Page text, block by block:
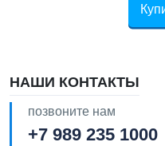
НАШИ КОНТАКТЫ
позвоните нам
+7 989 235 1000